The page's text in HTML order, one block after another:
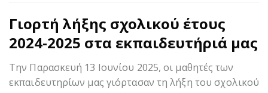
Γιορτή λήξης σχολικού έτους
2024-2025 στα εκπαιδευτήριά μας
Την Παρασκευή 13 Ιουνίου 2025, οι μαθητές των
εκπαιδευτηρίων μας γιόρτασαν τη λήξη του σχολικού